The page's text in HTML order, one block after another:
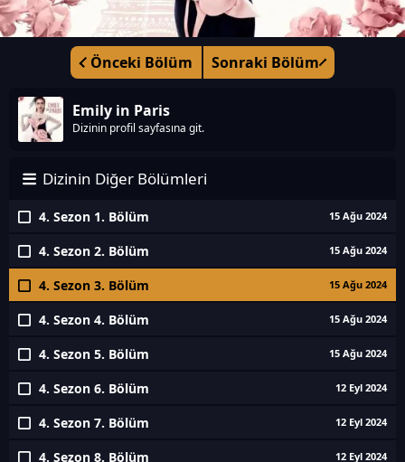
Önceki Bölüm Sonraki Bölüm
Emily in Paris
Dizinin profil sayfasına git.
Dizinin Diğer Bölümleri
4. Sezon 1. Bölüm 15 Ağu 2024
4. Sezon 2. Bölüm 15 Ağu 2024
4. Sezon 3. Bölüm 15 Ağu 2024
4. Sezon 4. Bölüm 15 Ağu 2024
4. Sezon 5. Bölüm 15 Ağu 2024
4. Sezon 6. Bölüm 12 Eyl 2024
4. Sezon 7. Bölüm 12 Eyl 2024
4. Sezon 8. Bölüm 12 Eyl 2024